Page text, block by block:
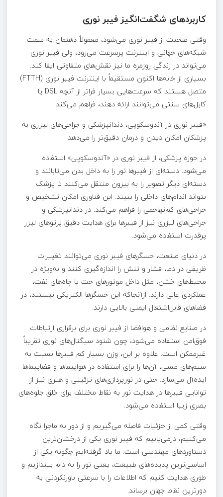
کاربردهای شگفت‌انگیز فیبر نوری
وقتی صحبت از فیبر نوری می‌شود، معمولاً ذهنمان به سمت
شبکه‌های جهانی و اینترنت پرسرعت می‌رود، ولی فیبر نوری
می‌تواند در زندگی روزمره ما نیز نقش‌های متفاوتی ایفا کند.
بسیاری از خانه‌ها اکنون مستقیماً با اینترنت فیبر نوری (FTTH)
متصل هستند که سرعت‌هایی بسیار فراتر از آنچه DSL یا
کابل‌های سنتی می‌توانند ارائه دهند، فراهم می‌کند.
«فیبر نوری در آندوسکوپی، دندانپزشکی و جراحی‌های لیزری به
پزشکان امکان دیدن و درمان دقیق‌تر را می‌دهد
در حوزه پزشکی، از فیبر نوری در «آندوسکوپی» استفاده
می‌شود. دسته‌ای از فیبرها نور را به داخل بدن می‌تابانند و
دسته‌ای دیگر تصویر را به بیرون منتقل می‌کنند تا پزشک
بتواند اندام‌های داخلی را ببیند. این فناوری امکان تشخیص و
جراحی‌های کم‌تهاجمی را فراهم می‌کند. در دندانپزشکی و
جراحی‌های لیزری نیز از فیبرها برای هدایت دقیق پرتوهای لیزر
پرقدرت استفاده می‌شود.
در دنیای صنعت، حسگرهای فیبر نوری می‌توانند تغییرات
ظریفی در دما، فشار و تنش را اندازه‌گیری کنند و به‌ویژه در
محیط‌های خشن، مثل داخل موتورهای جت یا چاه‌های نفت،
عملکردی عالی دارند. ازآنجاکه این حسگرها الکتریکی نیستند، در
فضاهای قابل‌اشتعال ایمنی بالایی دارند.
در صنایع نظامی و هوافضا از فیبر نوری برای برقراری ارتباطات
فوق‌امن استفاده می‌شود، چون شنود سیگنال‌های نوری تقریباً
غیرممکن است. علاوه بر این، وزن بسیار کم فیبرها نسبت به
سیم‌های مسی، آن‌ها را برای استفاده در هواپیماها و فضاپیماها
ایده‌آل می‌سازد. حتی در نورپردازی‌های تزئینی و هنری نیز از
توانایی فیبرها در هدایت نور به نقاط مختلف برای خلق جلوه‌های
بصری زیبا استفاده می‌شود.
وقتی کمی از جزئیات فاصله می‌گیریم و از دور به ماجرا نگاه
می‌کنیم، درمی‌یابیم که فیبر نوری یکی از درخشان‌ترین
دستاوردهای مهندسی است. ما یاد گرفته‌ایم چگونه یکی از
اساسی‌ترین پدیده‌های طبیعت، یعنی نور را به دام بیندازیم و
طوری هدایت کنیم که اطلاعات را با سرعتی باورنکردنی به
دورترین نقاط جهان برساند.